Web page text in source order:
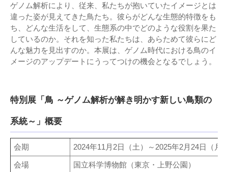
ゲノム解析により、従来、私たちが抱いていたイメージとは
違った姿が見えてきた鳥たち。彼らがどんな生態的特徴をも
ち、どんな生活をして、生態系の中でどのような役割を果た
しているのか。それを知った私たちは、あらためて彼らにど
んな魅力を見出すのか。本展は、ゲノム時代における鳥のイ
メージのアップデートにうってつけの機会となるでしょう。
特別展「鳥 ～ゲノム解析が解き明かす新しい鳥類の
系統～」概要
会期 2024年11月2日（土）～2025年2月24日（月
会場 国立科学博物館（東京・上野公園）